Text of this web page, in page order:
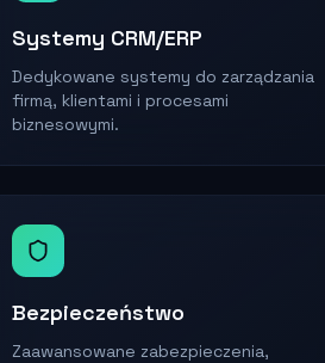
Systemy CRM/ERP
Dedykowane systemy do zarządzania
firmą, klientami i procesami
biznesowymi.
Bezpieczeństwo
Zaawansowane zabezpieczenia,